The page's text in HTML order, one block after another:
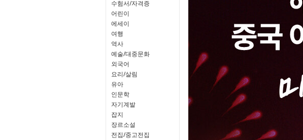
수험서/자격증
어린이
에세이
여행
역사
예술/대중문화
외국어
요리/살림
유아
인문학
자기계발
잡지
장르소설
전집/중고전집